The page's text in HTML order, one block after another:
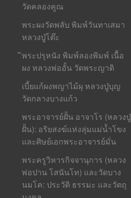
วัดคลองคูณ
พระผงวัดพลับ พิมพ์วันทาเสมา
หลวงปู่โต๊ะ
ิพระปรุหนัง พิมพ์ลองพิมพ์ เนื้อ
ผง หลวงพ่ออั้น วัดพระญาติ
เบี้ยแก้ผงพญาไม้ผุ หลวงปู่บุญ
วัดกลางบางแก้ว
พระอาจารย์ฝั้น อาจาโร (หลวงปู่
ฝั้น): อริยสงฆ์แห่งลุ่มแม่น้ำโขง
และศิษย์เอกพระอาจารย์มั่น
พระครูวิหารกิจจานุการ (หลวง
พ่อปาน โสนันโท) และวัดบาง
นมโค: ประวัติ ธรรมะ และวัตถุ